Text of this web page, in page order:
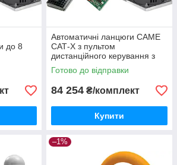
до 8
Автоматичні ланцюги CAME
САТ-X з пультом
дистанційного керування з
захистом від копіювання
TWIN
Готово до відправки
84 254 ₴/комплект
Купити
–1%